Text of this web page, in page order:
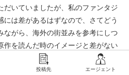
だいていましたが、私のファンタジ
には差があるはずなので、さてどう
がら、海外の街並みを参考にしつ
作を読んだ時のイメージと差がない
時は原作ファンの主人にも意見を聞
ら探す 投稿先から探す エージェントから